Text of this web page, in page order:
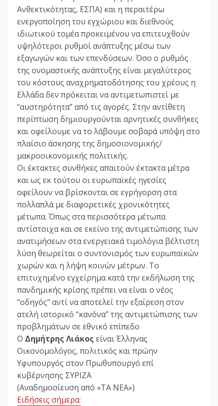
Ανθεκτικότητας, ΕΣΠΑ) και η περαιτέρω
ενεργοποίηση του εγχώριου και διεθνούς
ιδιωτικού τομέα προκειμένου να επιτευχθούν
υψηλότεροι ρυθμοί ανάπτυξης μέσω των
εξαγωγών και των επενδύσεων. Όσο ο ρυθμός
της ονομαστικής ανάπτυξης είναι μεγαλύτερος
του κόστους αναχρηματοδότησης του χρέους η
Ελλάδα δεν πρόκειται να αντιμετωπιστεί με
“αυστηρότητα” από τις αγορές. Στην αντίθετη
περίπτωση δημιουργούνται αρνητικές συνθήκες
και οφείλουμε να το λάβουμε σοβαρά υπόψη στο
πλαίσιο άσκησης της δημοσιονομικής/
μακροοικονομικής πολιτικής.
Οι έκτακτες συνθήκες απαιτούν έκτακτα μέτρα
και ως εκ τούτου οι ευρωπαϊκές ηγεσίες
οφείλουν να βρίσκονται σε εγρήγορση στα
πολλαπλά με διαφορετικές χρονικότητες
μέτωπα. Όπως στα περισσότερα μέτωπα
αντίστοιχα και σε εκείνο της αντιμετώπισης των
ανατιμήσεων στα ενεργειακά τιμολόγια βέλτιστη
λύση θεωρείται ο συντονισμός των ευρωπαϊκών
χωρών και η λήψη κοινών μέτρων. Το
επιτυχημένο εγχείρημα κατά την εκδήλωση της
πανδημικής κρίσης πρέπει να είναι ο νέος
“οδηγός” αντί να αποτελεί την εξαίρεση στον
ατελή ιστορικό “κανόνα” της αντιμετώπισης των
προβλημάτων σε εθνικό επίπεδο
O Δημήτρης Λιάκος είναι Έλληνας
Οικονομολόγος, πολιτικός και πρώην
Υφυπουργός στον Πρωθυπουργό επί
κυβέρνησης ΣΥΡΙΖΑ
(Αναδημοσίευση από «ΤΑ ΝΕΑ»)
Ειδήσεις σήμερα: